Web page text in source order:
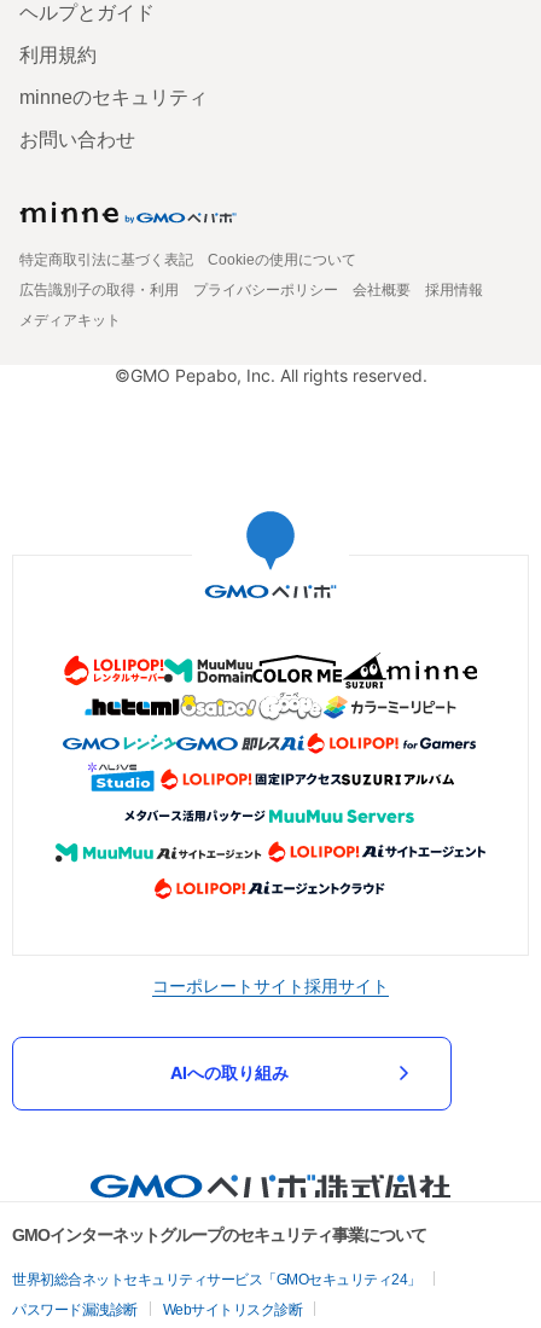
ヘルプとガイド
利用規約
minneのセキュリティ
お問い合わせ
特定商取引法に基づく表記
Cookieの使用について
広告識別子の取得・利用
プライバシーポリシー 会社概要
採用情報
メディアキット
©GMO Pepabo, Inc. All rights reserved.
コーポレートサイト採用サイト
AIへの取り組み
GMOインターネットグループのセキュリティ事業について
世界初総合ネットセキュリティサービス「GMOセキュリティ24」
パスワード漏洩診断
Webサイトリスク診断